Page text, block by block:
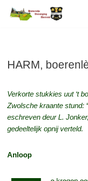
inhoud
HARM,
Verkorte stukkies uut ‘t
Zwolsche kraante stund: “
eschreven deur L.
gedeeltelijk opnij verteld.
Anloop